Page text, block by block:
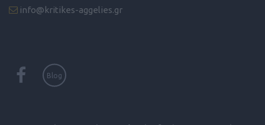
info@kritikes-aggelies.gr
Blog